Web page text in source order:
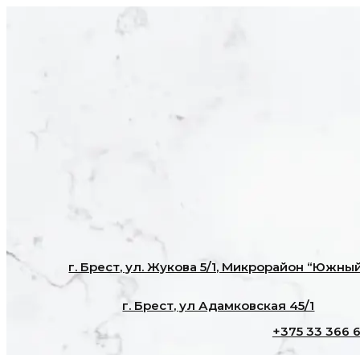
г. Брест, ул. Жукова 5/1, Микрорайон
г. Брест, ул Адамковская 45/1
+375 33 366